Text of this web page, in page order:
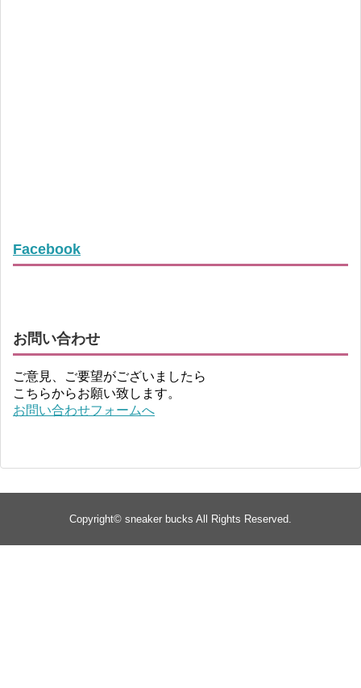
Facebook
お問い合わせ
ご意見、ご要望がございましたら
こちらからお願い致します。
お問い合わせフォームへ
Copyright© sneaker bucks All Rights Reserved.